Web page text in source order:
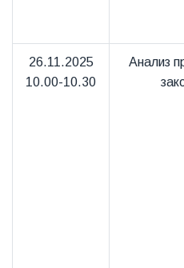
26.11.2025
10.00-10.30
Анализ